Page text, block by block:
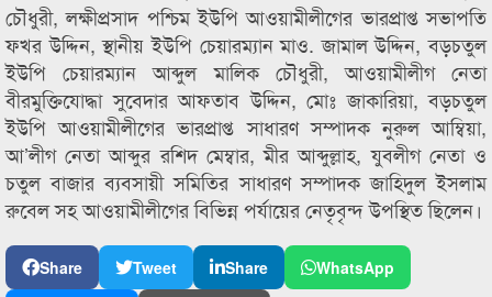
চৌধুরী, লক্ষীপ্রসাদ পশ্চিম ইউপি আওয়ামীলীগের ভারপ্রাপ্ত সভাপতি
ফখর উদ্দিন, স্থানীয় ইউপি চেয়ারম্যান মাও. জামাল উদ্দিন, বড়চতুল
ইউপি চেয়ারম্যান আব্দুল মালিক চৌধুরী, আওয়ামীলীগ নেতা
বীরমুক্তিযোদ্ধা সুবেদার আফতাব উদ্দিন, মোঃ জাকারিয়া, বড়চতুল
ইউপি আওয়ামীলীগের ভারপ্রাপ্ত সাধারণ সম্পাদক নুরুল আম্বিয়া,
আ’লীগ নেতা আব্দুর রশিদ মেম্বার, মীর আব্দুল্লাহ, যুবলীগ নেতা ও
চতুল বাজার ব্যবসায়ী সমিতির সাধারণ সম্পাদক জাহিদুল ইসলাম
রুবেল সহ আওয়ামীলীগের বিভিন্ন পর্যায়ের নেতৃবৃন্দ উপস্থিত ছিলেন।
Share Tweet Share
WhatsApp